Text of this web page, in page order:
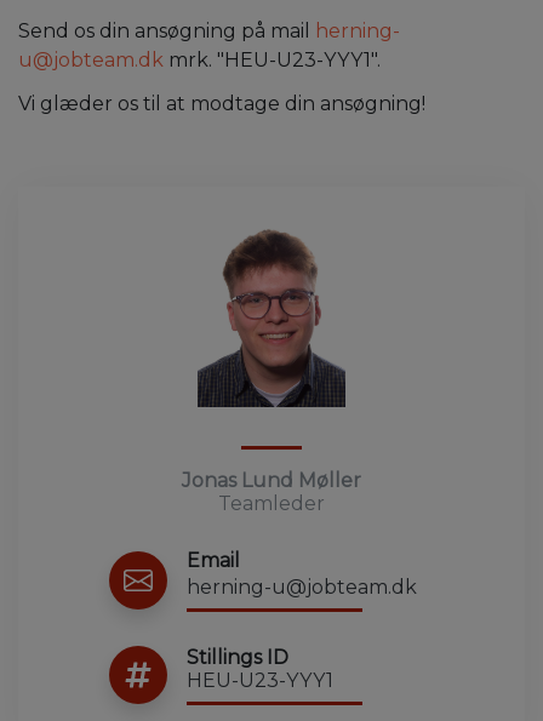
Send os din ansøgning på mail
herning-
u@jobteam.dk mrk. "HEU-U23-YYY1".
Vi glæder os til at modtage din ansøgning!
Jonas Lund Møller
Teamleder
Email
herning-u@jobteam.dk
Stillings ID
HEU-U23-YYY1